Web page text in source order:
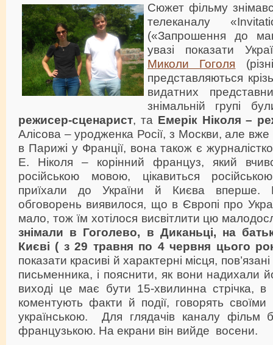
Сюжет фільму
телеканалу
(«Запрошення до
увазі показати
Миколи Гоголя
представляються
видатних
знімальній групі
режисер-сценарист, та Емерік Ніколя –
Алісова – уродженка Росії, з Москви, але вже
в Парижі у Франції, вона також є
Е. Ніколя – корінний француз, який
російською мовою, цікавиться
приїхали до України й Києва вперше.
обговорень виявилося, що в Європі про
мало, тож їм хотілося висвітлити цю
знімали в Гоголево, в Диканьці, на
Києві ( з 29 травня по 4 червня цього
показати красиві й характерні місця,
письменника, і пояснити, як вони надихали
виході це має бути 15-хвилинна стрічка, в
коментують факти й події, говорять
українською. Для глядачів каналу фільм
французькою. На екрани він вийде восени.